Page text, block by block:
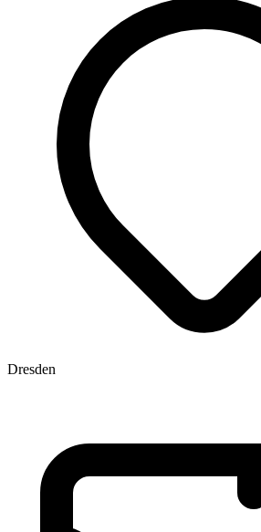
Dresden